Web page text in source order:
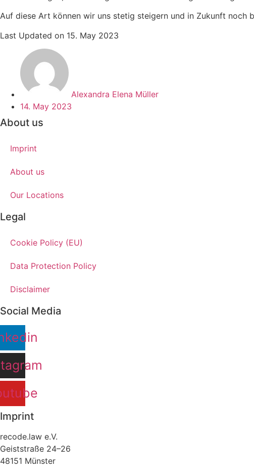
Auf diese Art können wir uns stetig steigern und in Zukunft noch
Last Updated on 15. May 2023
Alexandra Elena Müller
14. May 2023
About us
Imprint
About us
Our Locations
Legal
Cookie Policy (EU)
Data Protection Policy
Disclaimer
Social Media
Imprint
recode.law e.V.
Geiststraße 24–26
48151 Münster